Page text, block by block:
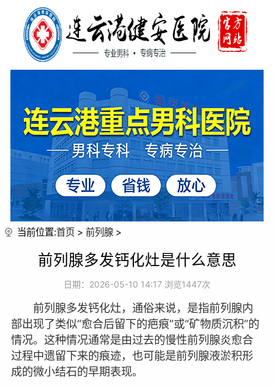
当前位置:首页 > 前列腺 >
前列腺多发钙化灶是什么意思
日期：2026-05-10 14:17 浏览1447次
前列腺多发钙化灶，通俗来说，是指前列腺内
部出现了类似“愈合后留下的疤痕”或“矿物质沉积”的
情况。这种情况通常是由过去的慢性前列腺炎愈合
过程中遗留下来的痕迹，也可能是前列腺液淤积形
成的微小结石的早期表现。